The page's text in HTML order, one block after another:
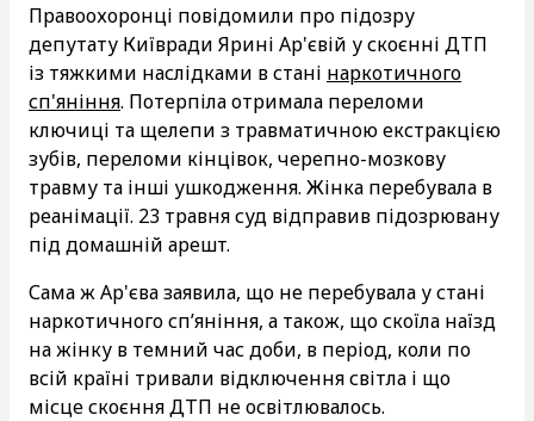
Правоохоронці повідомили про підозру
депутату Київради Ярині Ар'євій у скоєнні ДТП
із тяжкими наслідками в стані наркотичного
сп'яніння. Потерпіла отримала переломи
ключиці та щелепи з травматичною екстракцією
зубів, переломи кінцівок, черепно-мозкову
травму та інші ушкодження. Жінка перебувала в
реанімації. 23 травня суд відправив підозрювану
під домашній арешт.
Сама ж Ар'єва заявила, що не перебувала у стані
наркотичного сп’яніння, а також, що скоїла наїзд
на жінку в темний час доби, в період, коли по
всій країні тривали відключення світла і що
місце скоєння ДТП не освітлювалось.